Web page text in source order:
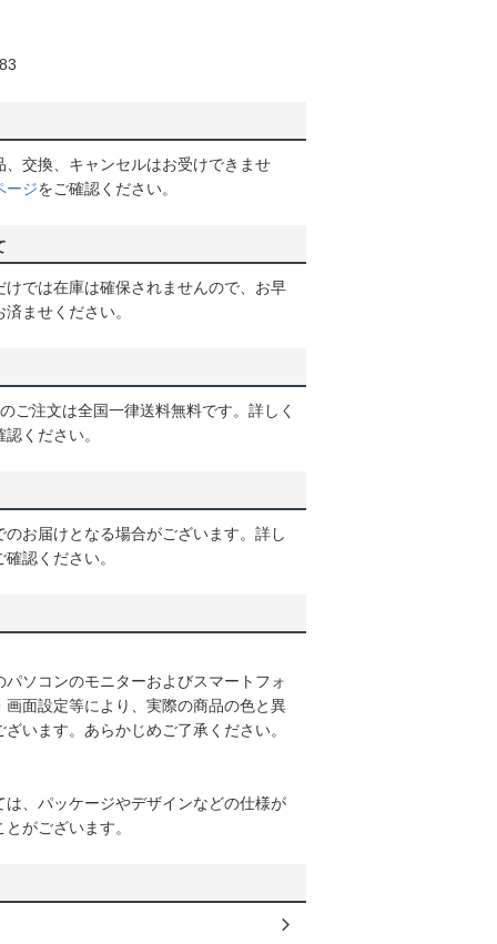
、交換、キャンセルはお受けできませ
ージをご確認ください。
けでは在庫は確保されませんので、お早
ませください。
ご注文は全国一律送料無料です。詳しく
認ください。
お届けとなる場合がございます。詳し
確認ください。
ソコンのモニターおよびスマートフォ
画面設定等により、実際の商品の色と異
います。あらかじめご了承ください。
は、パッケージやデザインなどの仕様が
がございます。